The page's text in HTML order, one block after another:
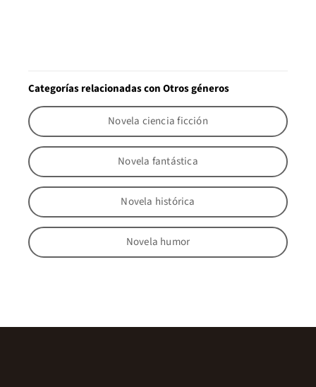
Categorías relacionadas con Otros géneros
Novela ciencia ficción
Novela fantástica
Novela histórica
Novela humor